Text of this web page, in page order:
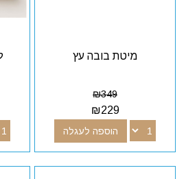
מיטת בובה עץ
₪349
₪229
הוספה לעגלה